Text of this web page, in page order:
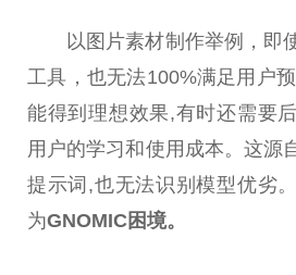
以图片素材制作举例，即
工具，也无法100%满足用户
能得到理想效果,有时还需要
用户的学习和使用成本。这源
提示词,也无法识别模型优劣
为GNOMIC 困境。